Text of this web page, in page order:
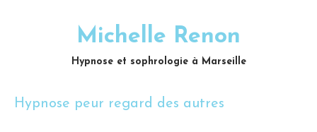
Michelle Renon
Hypnose et sophrologie à Marseille
Hypnose peur regard des autres